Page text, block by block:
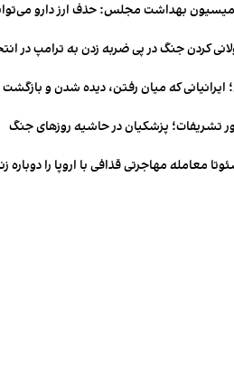
مجلس: حذف ارز دارو می‌تواند ۱۴۰۶ را به «سال کشتار بیماران» تبدیل
کردن جنگ در پی ضربه زدن به ترامپ در
که میان رفتن، دیده شدن و بازگشت
تشریفات؛ پزشکیان در حاشیه روزهای جنگ
معامله مهاجرتی قذافی با اروپا را دوباره